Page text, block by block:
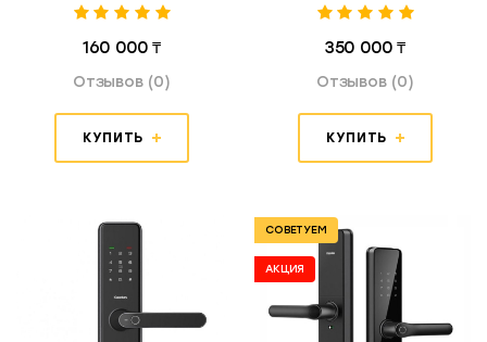
160 000 ₸
Отзывов (0)
КУПИТЬ
350 000 ₸
Отзывов (0)
КУПИТЬ
СОВЕТУЕМ
АКЦИЯ